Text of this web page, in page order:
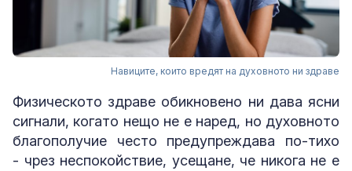
Навиците, които вредят на духовното ни здраве
Физическото здраве обикновено ни дава ясни
сигнали, когато нещо не е наред, но духовното
благополучие често предупреждава по-тихо
- чрез неспокойствие, усещане, че никога не е